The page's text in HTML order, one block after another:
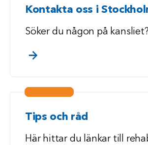
Kontakta oss i
Söker du någon på
. klicka/touch för att läsa mer
Tips och råd
Här hittar du länkar till